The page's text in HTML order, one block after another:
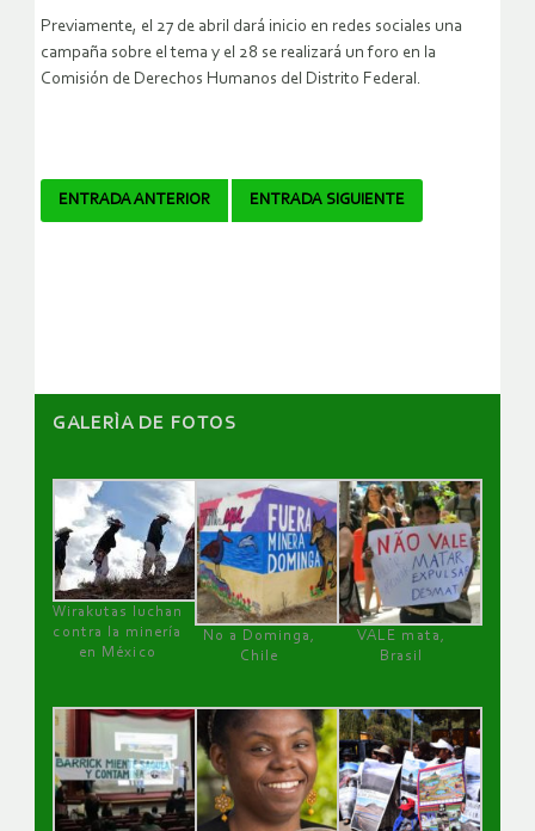
Previamente, el 27 de abril dará inicio en redes sociales una
campaña sobre el tema y el 28 se realizará un foro en la
Comisión de Derechos Humanos del Distrito Federal.
Navegador
ENTRADA ANTERIOR ENTRADA SIGUIENTE
GALERÌA DE FOTOS
Wirakutas luchan
contra la minería
en México
No a Dominga,
Chile
VALE mata,
Brasil